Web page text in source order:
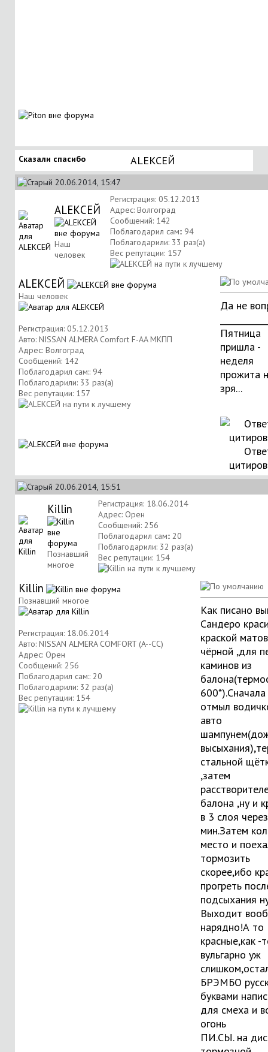
Сказали спасибо АLЕКСЕЙ
20.06.2014, 15:47
АLЕКСЕЙ
Наш
человек
Регистрация: 05.12.2013
Адрес: Волгоград
Сообщений: 142
Поблагодарил сам:: 94
Поблагодарили: 33 раз(а)
Вес репутации: 157
АLЕКСЕЙ
Наш человек
Регистрация: 05.12.2013
Авто: NISSAN ALMERA Comfort F-AA МКПП
Адрес: Волгоград
Сообщений: 142
Поблагодарил сам:: 94
Поблагодарили: 33 раз(а)
Вес репутации: 157
Да не
Пятница
пришла -
неделя
прожита
зря...
20.06.2014, 15:51
Killin
Познавший
многое
Регистрация: 18.06.2014
Адрес: Орен
Сообщений: 256
Поблагодарил сам:: 20
Поблагодарили: 32 раз(а)
Вес репутации: 154
Killin
Познавший многое
Регистрация: 18.06.2014
Авто: NISSAN ALMERA COMFORT (A--CC)
Адрес: Орен
Сообщений: 256
Поблагодарил сам:: 20
Поблагодарили: 32 раз(а)
Вес репутации: 154
Как писано
Сандеро
краской
чёрной ,для
каминов из
600*).Сначала
отмыл
авто
стальной
,затем
балона ,ну и
в 3 слоя
мин.Затем
место и
тормозить
скорее,ибо
прогреть
подсыхания
Выходит
нарядно!А то
красные,как -
вульгарно уж
БРЭМБО
буквами
для смеха и
огонь
ПИ.СЫ. на